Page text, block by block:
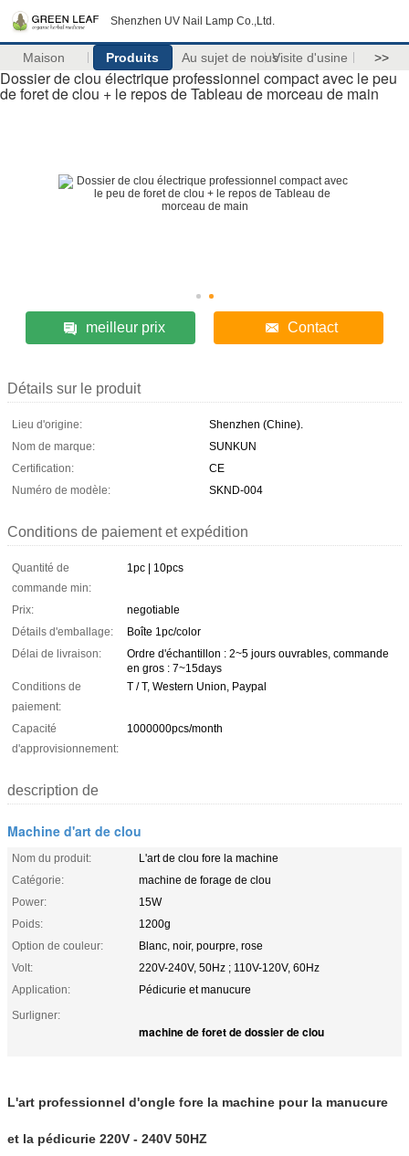
Shenzhen UV Nail Lamp Co.,Ltd.
Maison Produits Au sujet de nousVisite d'usine >>
Dossier de clou électrique professionnel compact avec le peu
de foret de clou + le repos de Tableau de morceau de main
meilleur prix Contact
Détails sur le produit
Lieu d'origine:
Shenzhen (Chine).
Nom de marque:
SUNKUN
Certification:
CE
Numéro de modèle:
SKND-004
Conditions de paiement et expédition
Quantité de
commande min:
1pc | 10pcs
Prix:
negotiable
Détails d'emballage:
Boîte 1pc/color
Délai de livraison:
Ordre d'échantillon : 2~5 jours ouvrables, commande
en gros : 7~15days
Conditions de
paiement:
T / T, Western Union, Paypal
Capacité
d'approvisionnement:
1000000pcs/month
description de
Machine d'art de clou
Nom du produit:
L'art de clou fore la machine
Catégorie:
machine de forage de clou
Power:
15W
Poids:
1200g
Option de couleur:
Blanc, noir, pourpre, rose
Volt:
220V-240V, 50Hz ; 110V-120V, 60Hz
Application:
Pédicurie et manucure
Surligner:
machine de foret de dossier de clou
L'art professionnel d'ongle fore la machine pour la manucure
et la pédicurie 220V - 240V 50HZ